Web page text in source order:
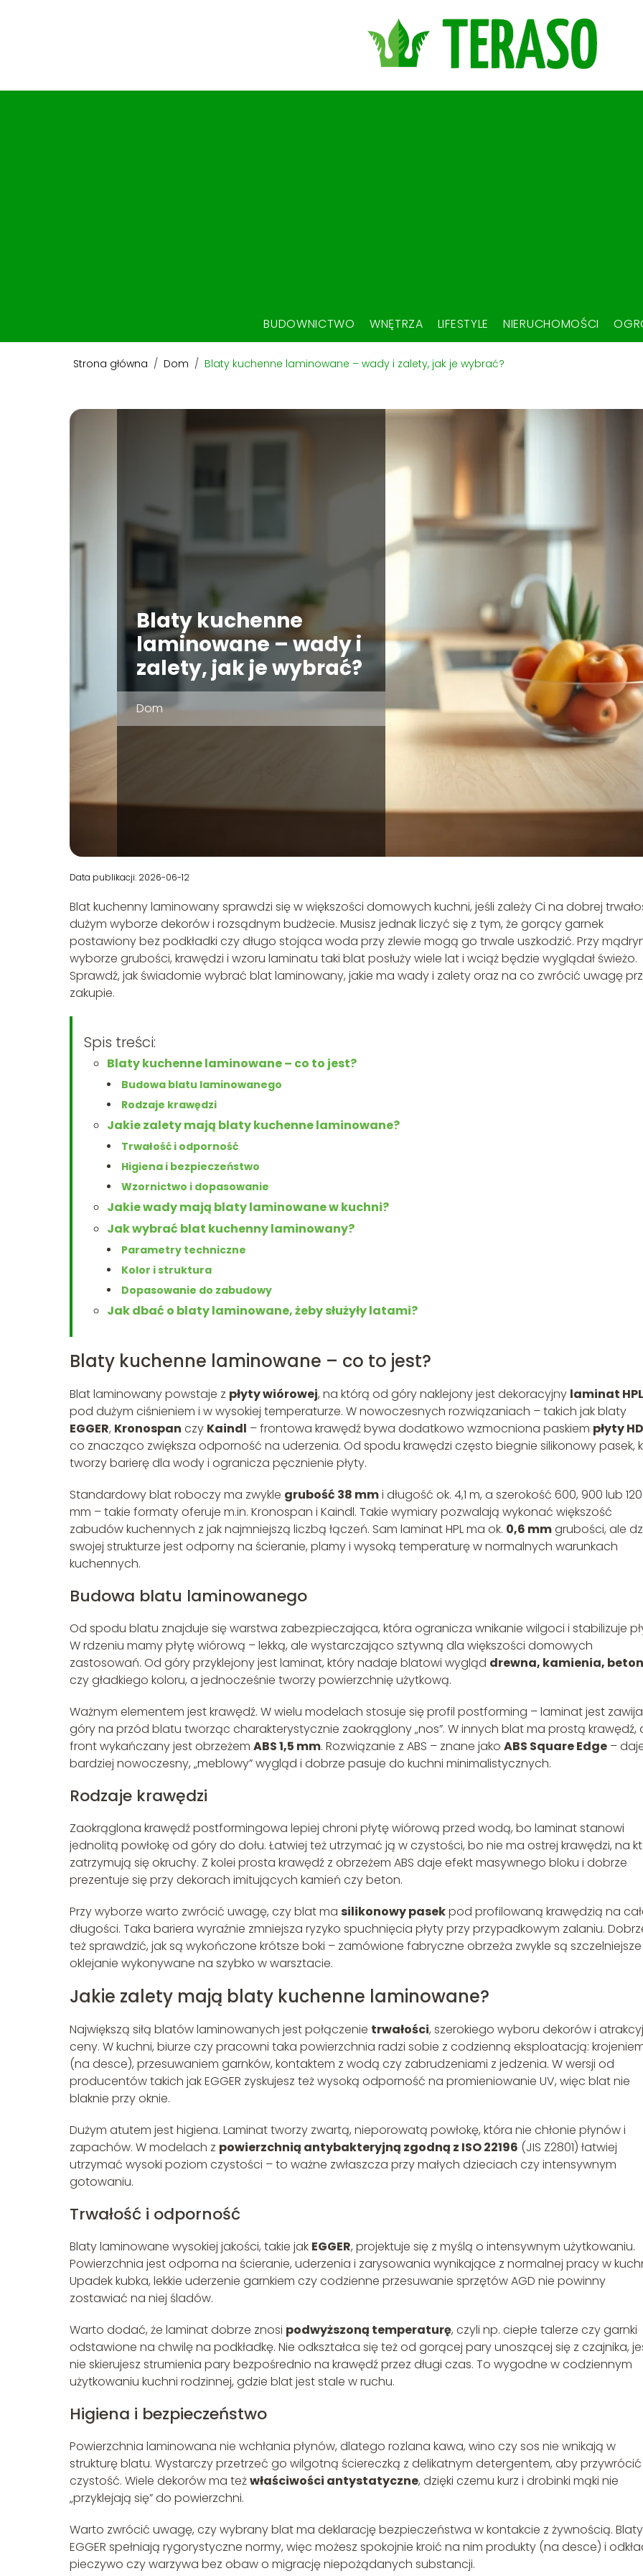
BUDOWNICTWO WNĘTRZA LIFESTYLE NIERUCHOMOŚCI
Strona główna / Dom / Blaty kuchenne laminowane – wady i zalety, jak je wybrać?
Blaty kuchenne
laminowane – wady i
zalety, jak je wybrać?
Dom
Data publikacji: 2026-06-12
Blat kuchenny laminowany sprawdzi się w większości domowych kuchni, jeśli zależy Ci na dobrej
dużym wyborze dekorów i rozsądnym budżecie. Musisz jednak liczyć się z tym, że gorący garnek
postawiony bez podkładki czy długo stojąca woda przy zlewie mogą go trwale uszkodzić. Przy
wyborze grubości, krawędzi i wzoru laminatu taki blat posłuży wiele lat i wciąż będzie wyglądał świeżo.
Sprawdź, jak świadomie wybrać blat laminowany, jakie ma wady i zalety oraz na co zwrócić uwagę
zakupie.
Spis treści:
Blaty kuchenne laminowane – co to jest?
Budowa blatu laminowanego
Rodzaje krawędzi
Jakie zalety mają blaty kuchenne laminowane?
Trwałość i odporność
Higiena i bezpieczeństwo
Wzornictwo i dopasowanie
Jakie wady mają blaty laminowane w kuchni?
Jak wybrać blat kuchenny laminowany?
Parametry techniczne
Kolor i struktura
Dopasowanie do zabudowy
Jak dbać o blaty laminowane, żeby służyły latami?
Blaty kuchenne laminowane – co to jest?
Blat laminowany powstaje z płyty wiórowej, na którą od góry naklejony jest dekoracyjny laminat HPL
pod dużym ciśnieniem i w wysokiej temperaturze. W nowoczesnych rozwiązaniach – takich jak blaty
EGGER, Kronospan czy Kaindl – frontowa krawędź bywa dodatkowo wzmocniona paskiem płyty
co znacząco zwiększa odporność na uderzenia. Od spodu krawędzi często biegnie silikonowy pasek,
tworzy barierę dla wody i ogranicza pęcznienie płyty.
Standardowy blat roboczy ma zwykle grubość 38 mmi długość ok. 4,1 m, a szerokość 600, 900 lub
mm – takie formaty oferuje m.in. Kronospan i Kaindl. Takie wymiary pozwalają wykonać większość
zabudów kuchennych z jak najmniejszą liczbą łączeń. Sam laminat HPL ma ok. 0,6 mmgrubości, ale
swojej strukturze jest odporny na ścieranie, plamy i wysoką temperaturę w normalnych warunkach
kuchennych.
Budowa blatu laminowanego
Od spodu blatu znajduje się warstwa zabezpieczająca, która ogranicza wnikanie wilgoci i stabilizuje
W rdzeniu mamy płytę wiórową – lekką, ale wystarczająco sztywną dla większości domowych
zastosowań. Od góry przyklejony jest laminat, który nadaje blatowi wygląd drewna, kamienia,
czy gładkiego koloru, a jednocześnie tworzy powierzchnię użytkową.
Ważnym elementem jest krawędź. W wielu modelach stosuje się profil postforming – laminat jest
góry na przód blatu tworząc charakterystycznie zaokrąglony „nos”. W innych blat ma prostą krawędź,
front wykańczany jest obrzeżem ABS 1,5 mm. Rozwiązanie z ABS – znane jako ABS Square Edge –
bardziej nowoczesny, „meblowy” wygląd i dobrze pasuje do kuchni minimalistycznych.
Rodzaje krawędzi
Zaokrąglona krawędź postformingowa lepiej chroni płytę wiórową przed wodą, bo laminat stanowi
jednolitą powłokę od góry do dołu. Łatwiej też utrzymać ją w czystości, bo nie ma ostrej krawędzi, na
zatrzymują się okruchy. Z kolei prosta krawędź z obrzeżem ABS daje efekt masywnego bloku i dobrze
prezentuje się przy dekorach imitujących kamień czy beton.
Przy wyborze warto zwrócić uwagę, czy blat ma silikonowy pasekpod profilowaną krawędzią na
długości. Taka bariera wyraźnie zmniejsza ryzyko spuchnięcia płyty przy przypadkowym zalaniu.
też sprawdzić, jak są wykończone krótsze boki – zamówione fabryczne obrzeża zwykle są szczelniejsze
oklejanie wykonywane na szybko w warsztacie.
Jakie zalety mają blaty kuchenne laminowane?
Największą siłą blatów laminowanych jest połączenie trwałości, szerokiego wyboru dekorów i
ceny. W kuchni, biurze czy pracowni taka powierzchnia radzi sobie z codzienną eksploatacją:
(na desce), przesuwaniem garnków, kontaktem z wodą czy zabrudzeniami z jedzenia. W wersji od
producentów takich jak EGGER zyskujesz też wysoką odporność na promieniowanie UV, więc blat nie
blaknie przy oknie.
Dużym atutem jest higiena. Laminat tworzy zwartą, nieporowatą powłokę, która nie chłonie płynów i
zapachów. W modelach z powierzchnią antybakteryjną zgodną z ISO 22196 (JIS Z2801) łatwiej
utrzymać wysoki poziom czystości – to ważne zwłaszcza przy małych dzieciach czy intensywnym
gotowaniu.
Trwałość i odporność
Blaty laminowane wysokiej jakości, takie jak EGGER, projektuje się z myślą o intensywnym użytkowaniu.
Powierzchnia jest odporna na ścieranie, uderzenia i zarysowania wynikające z normalnej pracy w
Upadek kubka, lekkie uderzenie garnkiem czy codzienne przesuwanie sprzętów AGD nie powinny
zostawiać na niej śladów.
Warto dodać, że laminat dobrze znosi podwyższoną temperaturę, czyli np. ciepłe talerze czy garnki
odstawione na chwilę na podkładkę. Nie odkształca się też od gorącej pary unoszącej się z czajnika,
nie skierujesz strumienia pary bezpośrednio na krawędź przez długi czas. To wygodne w codziennym
użytkowaniu kuchni rodzinnej, gdzie blat jest stale w ruchu.
Higiena i bezpieczeństwo
Powierzchnia laminowana nie wchłania płynów, dlatego rozlana kawa, wino czy sos nie wnikają w
strukturę blatu. Wystarczy przetrzeć go wilgotną ściereczką z delikatnym detergentem, aby przywrócić
czystość. Wiele dekorów ma teżwłaściwości antystatyczne, dzięki czemu kurz i drobinki mąki nie
„przyklejają się” do powierzchni.
Warto zwrócić uwagę, czy wybrany blat ma deklarację bezpieczeństwa w kontakcie z żywnością. Blaty
EGGER spełniają rygorystyczne normy, więc możesz spokojnie kroić na nim produkty (na desce) i
pieczywo czy warzywa bez obaw o migrację niepożądanych substancji.